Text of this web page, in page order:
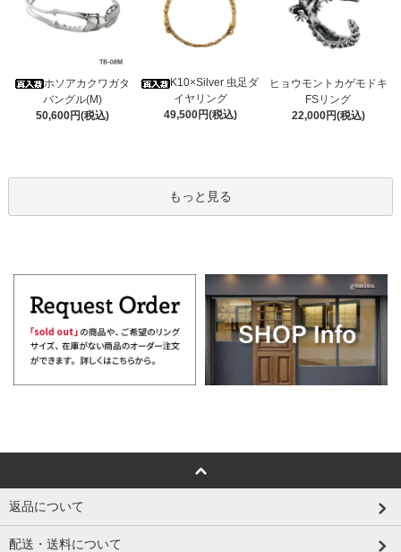
ホソアカクワガタ
バングル(M)
50,600円(税込)
K10×Silver 虫足ダ
イヤリング
49,500円(税込)
ヒョウモントカゲモドキ
FSリング
22,000円(税込)
もっと見る
返品について
配送・送料について